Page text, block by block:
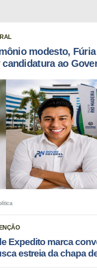
modesto,
ao
Expedito marca
estreia da chapa